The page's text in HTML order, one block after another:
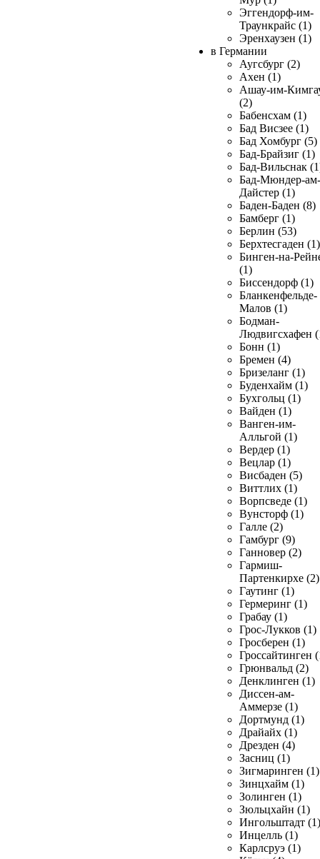
Эггендорф-им-
Траункрайс (1)
Эренхаузен (1)
в Германии
Аугсбург (2)
Ахен (1)
Ашау-им-
(2)
Бабенсхам (1)
Бад Висзее (1)
Бад Хомбург (5)
Бад-Брайзиг (1)
Бад-Вильснак
Бад-Мюндер-ам-
Дайстер (1)
Баден-Баден (8)
Бамберг (1)
Берлин (53)
Берхтесгаден (1)
Бинген-на-
(1)
Биссендорф (1)
Бланкенфельде-
Малов (1)
Бодман-
Людвигсхафен
Бонн (1)
Бремен (4)
Бризеланг (1)
Буденхайм (1)
Бухгольц (1)
Вайден (1)
Ванген-им-
Алльгой (1)
Вердер (1)
Вецлар (1)
Висбаден (5)
Виттлих (1)
Ворпсведе (1)
Вунсторф (1)
Галле (2)
Гамбург (9)
Ганновер (2)
Гармиш-
Партенкирхе (2)
Гаутинг (1)
Гермеринг (1)
Грабау (1)
Грос-Лукков (1)
Гросберен (1)
Гроссайтинген
Грюнвальд (2)
Денклинген (1)
Диссен-ам-
Аммерзе (1)
Дортмунд (1)
Драйайх (1)
Дрезден (4)
Засниц (1)
Зигмаринген (1)
Зинцхайм (1)
Золинген (1)
Зюльцхайн (1)
Ингольштадт (1)
Инцелль (1)
Карлсруэ (1)